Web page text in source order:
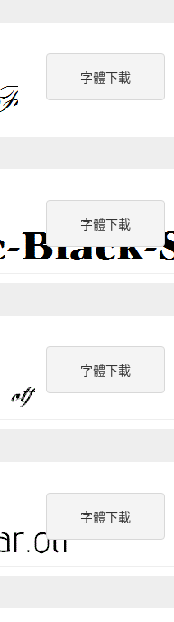
字體下載
字體下載
字體下載
字體下載